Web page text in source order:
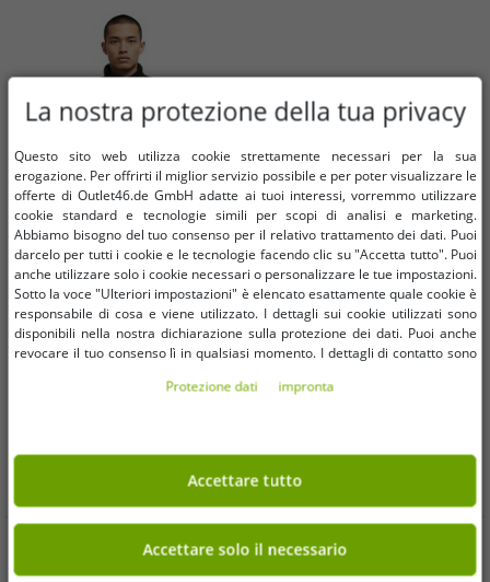
Taglie disponibili
RRP139,99 €* 21,00 €
Taglie disponibili
38
RRP60,00 €* 12,60 €
Opinioni dei clienti
La nostra protezione della tua privacy
Questo sito web utilizza cookie strettamente necessari per la sua
erogazione. Per offrirti il ​​miglior servizio possibile e per poter visualizzare le
offerte di Outlet46.de GmbH adatte ai tuoi interessi, vorremmo utilizzare
cookie standard e tecnologie simili per scopi di analisi e marketing.
Abbiamo bisogno del tuo consenso per il relativo trattamento dei dati. Puoi
darcelo per tutti i cookie e le tecnologie facendo clic su "Accetta tutto". Puoi
anche utilizzare solo i cookie necessari o personalizzare le tue impostazioni.
Sotto la voce "Ulteriori impostazioni" è elencato esattamente quale cookie è
responsabile di cosa e viene utilizzato. I dettagli sui cookie utilizzati sono
disponibili nella nostra dichiarazione sulla protezione dei dati. Puoi anche
revocare il tuo consenso lì in qualsiasi momento. I dettagli di contatto sono
Protezione dati impronta
Accettare tutto
Accettare solo il necessario